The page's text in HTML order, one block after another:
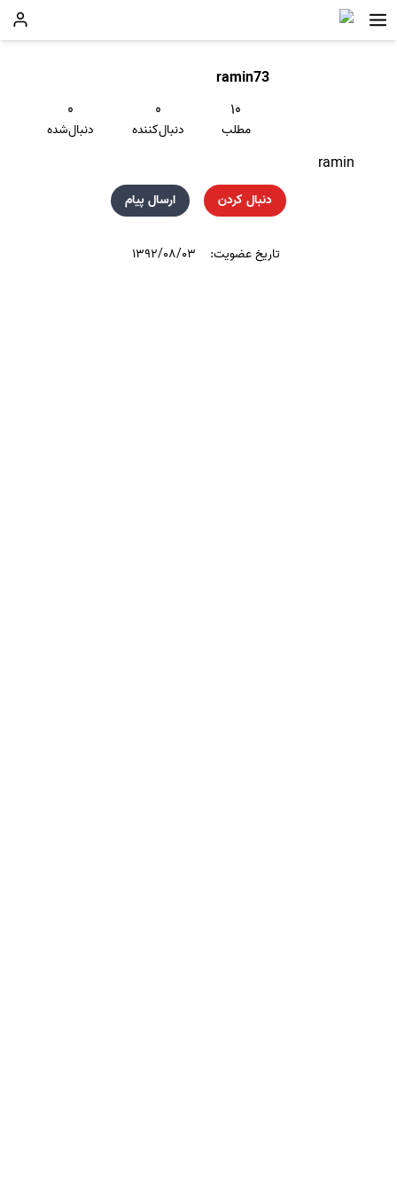
ramin73
۱۰
مطلب
۰
دنبال‌کننده
۰
دنبال‌شده
ramin
دنبال کردن ارسال پیام
تاریخ عضویت: ۱۳۹۲/۰۸/۰۳